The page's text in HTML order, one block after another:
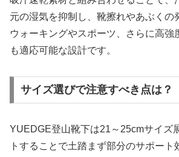
元の湿気を抑制し、靴擦れやあぶくの
ウォーキングやスポーツ、さらに高強
も適応可能な設計です。
サイズ選びで注意すべき点は？
YUEDGE登山靴下は21～25cmサイズ
トすることで土踏まず部分のサポー